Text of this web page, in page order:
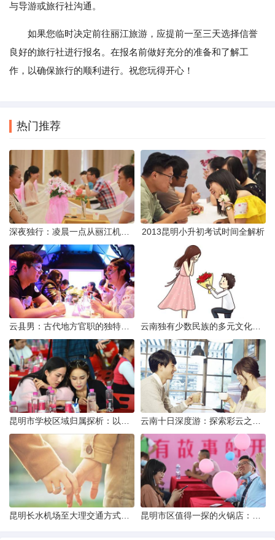
与导游或旅行社沟通。
如果您临时决定前往丽江旅游，应提前一至三天选择信誉
良好的旅行社进行报名。在报名前做好充分的准备和了解工
作，以确保旅行的顺利进行。祝您玩得开心！
热门推荐
2013昆明小升初考试时间全解析